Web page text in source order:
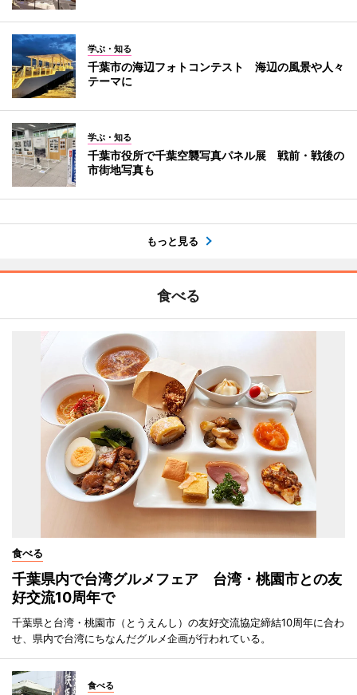
学ぶ・知る
千葉市の海辺フォトコンテスト 海辺の風景や人々
テーマに
学ぶ・知る
千葉市役所で千葉空襲写真パネル展 戦前・戦後の
市街地写真も
もっと見る
食べる
食べる
千葉県内で台湾グルメフェア 台湾・桃園市との友
好交流10周年で
千葉県と台湾・桃園市（とうえんし）の友好交流協定締結10周年に合わ
せ、県内で台湾にちなんだグルメ企画が行われている。
食べる